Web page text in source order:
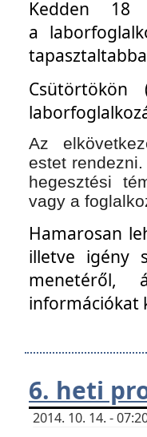
Kedden 18
a
Az
estet
hegesztési
vagy a
Hamarosan
illetve igény
menetéről,
információkat
6. heti
2014. 10. 14. -